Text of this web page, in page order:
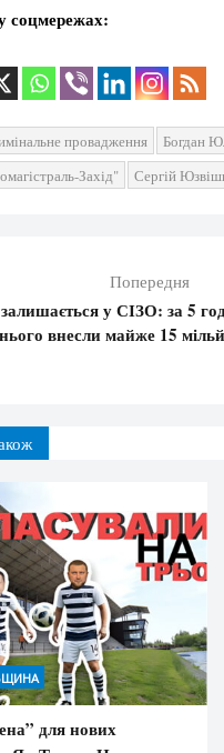
соцмережах:
провадження Богдан
Захід"
Сергій
Попередня
у СІЗО: за 5
внесли майже 15
для нових